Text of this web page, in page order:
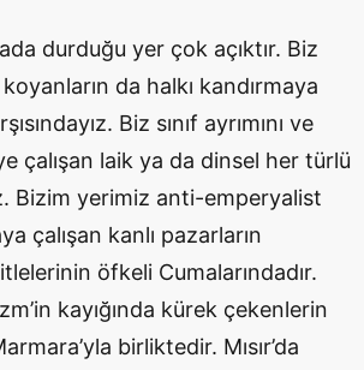
durduğu yer çok açıktır. Biz
da halkı kandırmaya
Biz sınıf ayrımını ve
çalışan laik ya da dinsel her türlü
Bizim yerimiz anti-emperyalist
çalışan kanlı pazarların
öfkeli Cumalarındadır.
kayığında kürek çekenlerin
birliktedir. Mısır’da